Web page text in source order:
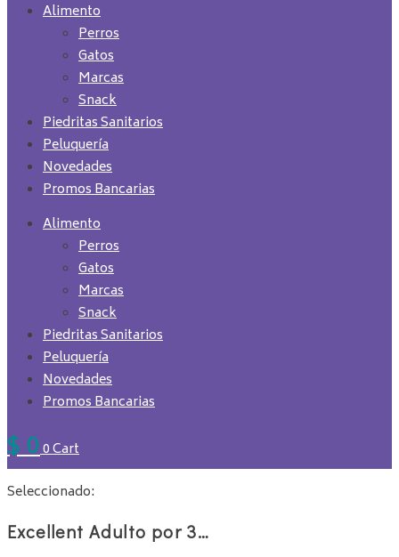
Alimento
Perros
Gatos
Marcas
Snack
Piedritas Sanitarios
Peluquería
Novedades
Promos Bancarias
Alimento
Perros
Gatos
Marcas
Snack
Piedritas Sanitarios
Peluquería
Novedades
Promos Bancarias
$00Cart
Seleccionado:
Excellent Adulto por 3…